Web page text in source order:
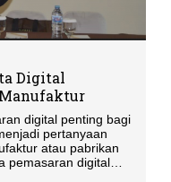
Digital
digital penting bagi
pertanyaan
atau pabrikan
pemasaran digital